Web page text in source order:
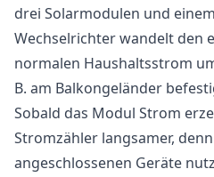
drei Solarmodulen und
Wechselrichter wandelt den
normalen Haushaltsstrom
B. am Balkongeländer
Sobald das Modul Strom
Stromzähler langsamer,
angeschlossenen Geräte